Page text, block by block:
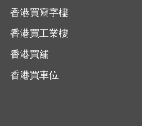
香港買寫字樓
香港買工業樓
香港買舖
香港買車位